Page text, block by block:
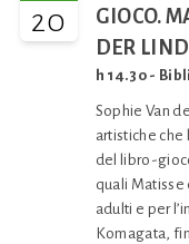
20
GIOCO.
DER
h 14.30 -
Sophie Van
artistiche che
del libro-
quali Matisse
adulti e per
Komagata,